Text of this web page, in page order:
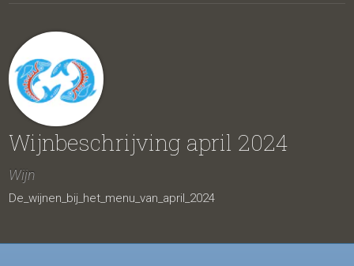
Wijnbeschrijving april 2024
Wijn
De_wijnen_bij_het_menu_van_april_2024